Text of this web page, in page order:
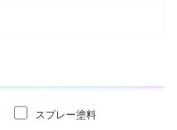
スプレー塗料